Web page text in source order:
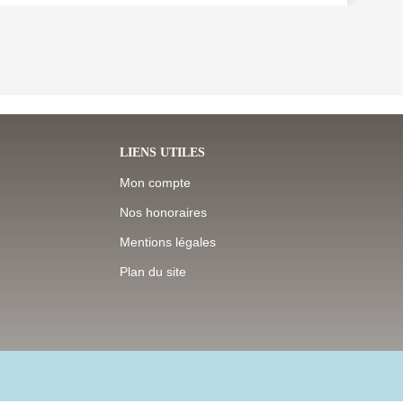
LIENS UTILES
Mon compte
Nos honoraires
Mentions légales
Plan du site